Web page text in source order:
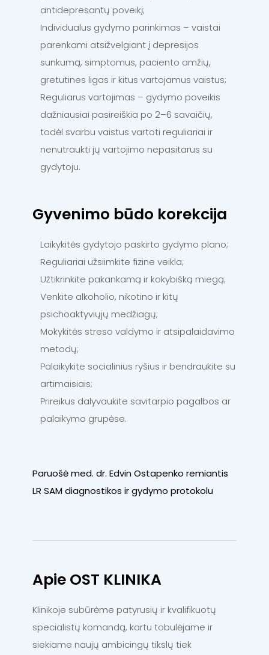
antidepresantų poveikį;
Individualus gydymo parinkimas – vaistai
parenkami atsižvelgiant į depresijos
sunkumą, simptomus, paciento amžių,
gretutines ligas ir kitus vartojamus vaistus;
Reguliarus vartojimas – gydymo poveikis
dažniausiai pasireiškia po 2–6 savaičių,
todėl svarbu vaistus vartoti reguliariai ir
nenutraukti jų vartojimo nepasitarus su
gydytoju.
Gyvenimo būdo korekcija
Laikykitės gydytojo paskirto gydymo plano;
Reguliariai užsiimkite fizine veikla;
Užtikrinkite pakankamą ir kokybišką miegą;
Venkite alkoholio, nikotino ir kitų
psichoaktyviųjų medžiagų;
Mokykitės streso valdymo ir atsipalaidavimo
metodų;
Palaikykite socialinius ryšius ir bendraukite su
artimaisiais;
Prireikus dalyvaukite savitarpio pagalbos ar
palaikymo grupėse.
Paruošė med. dr. Edvin Ostapenko remiantis
LR SAM diagnostikos ir gydymo protokolu
Apie OST KLINIKA
Klinikoje subūrėme patyrusių ir kvalifikuotų
specialistų komandą, kartu tobulėjame ir
siekiame naujų ambicingų tikslų tiek